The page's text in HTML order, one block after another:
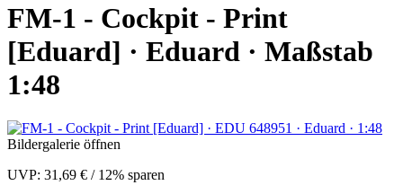
FM-1 - Cockpit - Print
[Eduard] · Eduard · Maßstab
1:48
Bildergalerie öffnen
UVP: 31,69 € / 12% sparen